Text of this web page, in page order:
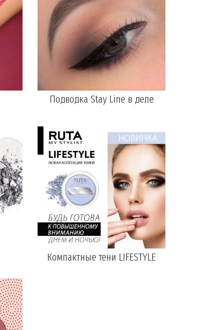
Подводка Stay Line в деле
Компактные тени LIFESTYLE